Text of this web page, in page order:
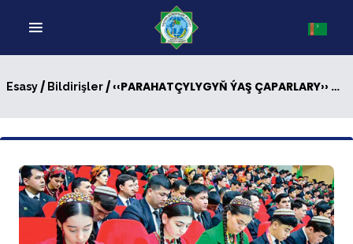
Esasy/ Bildirişler/ ‹‹PARAHATÇYLYGYŇ ÝAŞ ÇAPARLARY›› V MÖWSÜMIŇ VII SAÝLAMA OÝNY